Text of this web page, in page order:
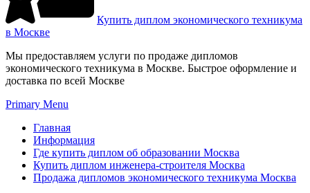
Купить диплом экономического техникума
в Москве
Мы предоставляем услуги по продаже дипломов
экономического техникума в Москве. Быстрое оформление и
доставка по всей Москве
Primary Menu
Главная
Информация
Где купить диплом об образовании Москва
Купить диплом инженера-строителя Москва
Продажа дипломов экономического техникума Москва